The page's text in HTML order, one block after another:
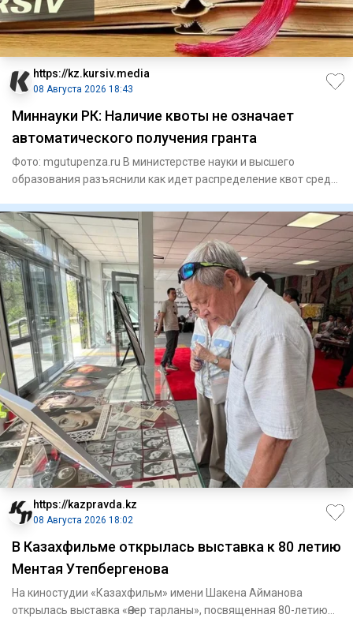
https://kz.kursiv.media
08 Августа 2026 18:43
Миннауки РК: Наличие квоты не означает
автоматического получения гранта
Фото: mgutupenza.ru В министерстве науки и высшего
образования разъяснили как идет распределение квот среди
https://kazpravda.kz
08 Августа 2026 18:02
В Казахфильме открылась выставка к 80 летию
Ментая Утепбергенова
На киностудии «Казахфильм» имени Шакена Айманова
открылась выставка «Өнер тарланы», посвященная 80-летию